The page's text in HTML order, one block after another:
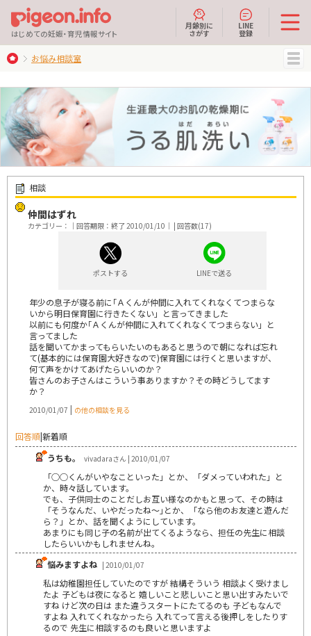
はじめての妊娠・育児情報サイト
月齢別に
さがす
LINE
登録
お悩み相談室
相談
仲間はずれ
カテゴリー：｜回答期限：終了 2010/01/10｜ | 回答数(17)
ポストする LINEで送る
年少の息子が寝る前に｢Ａくんが仲間に入れてくれなくてつまらな
いから明日保育園に行きたくない」と言ってきました
以前にも何度か｢Ａくんが仲間に入れてくれなくてつまらない」と
言ってました
話を聞いてかまってもらいたいのもあると思うので朝になれば忘れ
て(基本的には保育園大好きなので)保育園には行くと思いますが、
何て声をかけてあげたらいいのか？
皆さんのお子さんはこういう事ありますか？その時どうしてます
か？
2010/01/07 | の他の相談を見る
回答順|新着順
うちも。
vivadaraさん | 2010/01/07
「○○くんがいやなこといった」とか、「ダメっていわれた」と
か、時々話しています。
でも、子供同士のことだしお互い様なのかもと思って、その時は
「そうなんだ、いやだったね～｣とか、「なら他のお友達と遊んだ
ら？」とか、話を聞くようにしています。
あまりにも同じ子の名前が出てくるようなら、担任の先生に相談
したらいいかもしれませんね。
悩みますよね | 2010/01/07
私は幼稚園担任していたのですが 結構そういう 相談よく受けまし
たよ 子どもは夜になると 嬉しいこと悲しいこと思い出すみたいで
すね けど次の日は また違うスタートにたてるのも 子どもなんで
すよね 入れてくれなかったら 入れてって言える後押しをしたりす
るので 先生に相談するのも良いと思いますよ